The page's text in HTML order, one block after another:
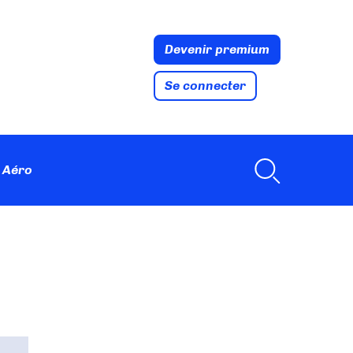
Devenir premium
Se connecter